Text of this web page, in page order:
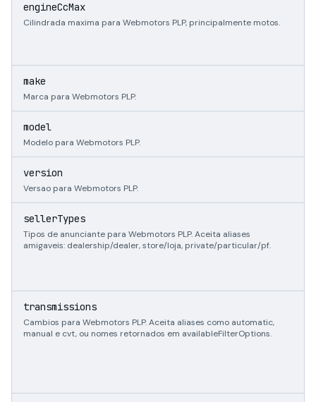
engineCcMax
Cilindrada maxima para Webmotors PLP, principalmente motos.
make
Marca para Webmotors PLP.
model
Modelo para Webmotors PLP.
version
Versao para Webmotors PLP.
sellerTypes
Tipos de anunciante para Webmotors PLP. Aceita aliases
amigaveis: dealership/dealer, store/loja, private/particular/pf.
transmissions
Cambios para Webmotors PLP. Aceita aliases como automatic,
manual e cvt, ou nomes retornados em availableFilterOptions.